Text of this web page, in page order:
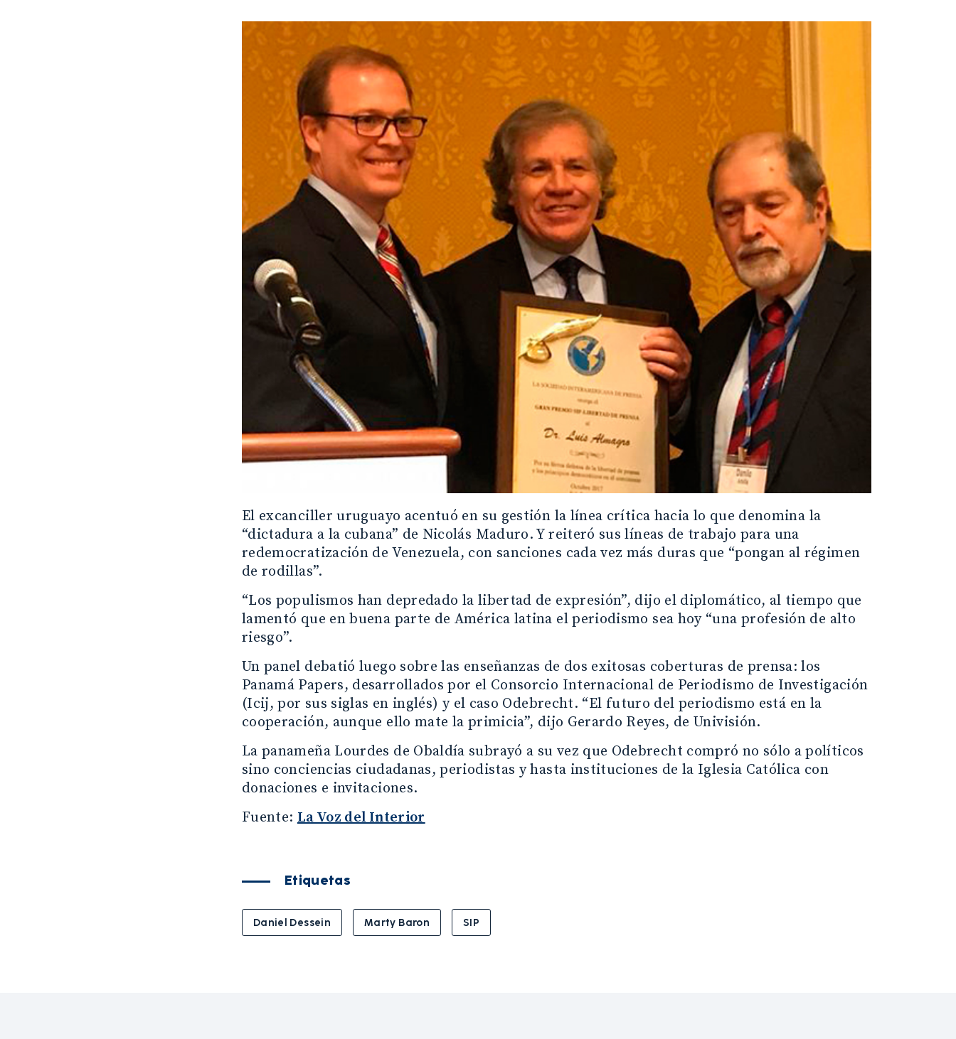
El excanciller uruguayo acentuó en su gestión la línea crítica hacia lo que denomina la
“dictadura a la cubana” de Nicolás Maduro. Y reiteró sus líneas de trabajo para una
redemocratización de Venezuela, con sanciones cada vez más duras que “pongan al régimen
de rodillas”.
“Los populismos han depredado la libertad de expresión”, dijo el diplomático, al tiempo que
lamentó que en buena parte de América latina el periodismo sea hoy “una profesión de alto
riesgo”.
Un panel debatió luego sobre las enseñanzas de dos exitosas coberturas de prensa: los
Panamá Papers, desarrollados por el Consorcio Internacional de Periodismo de Investigación
(Icij, por sus siglas en inglés) y el caso Odebrecht. “El futuro del periodismo está en la
cooperación, aunque ello mate la primicia”, dijo Gerardo Reyes, de Univisión.
La panameña Lourdes de Obaldía subrayó a su vez que Odebrecht compró no sólo a políticos
sino conciencias ciudadanas, periodistas y hasta instituciones de la Iglesia Católica con
donaciones e invitaciones.
Fuente: La Voz del Interior
Etiquetas
Daniel Dessein Marty Baron SIP